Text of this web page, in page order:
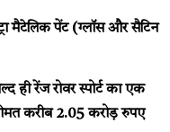
मैटेलिक पेंट (ग्लॉस और सैटिन
ही रेंज रोवर स्पोर्ट का एक
करीब 2.05 करोड़ रुपए